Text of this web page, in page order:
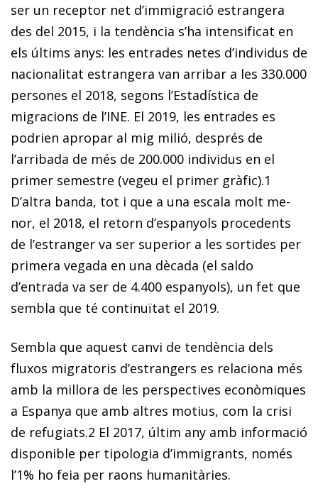
ser un receptor net d’immigració estrangera
des del 2015, i la tendència s’ha intensificat en
els últims anys: les entrades netes d’individus de
nacionalitat estrangera van arribar a les 330.000
persones el 2018, segons l’Estadística de
migracions de l’INE. El 2019, les entrades es
podrien apropar al mig milió, després de
l’arribada de més de 200.000 individus en el
primer semestre (vegeu el primer gràfic).1
D’altra banda, tot i que a una escala molt me­­
nor, el 2018, el retorn d’espanyols procedents
de l’es­­tran­­ger va ser superior a les sortides per
primera vegada en una dècada (el saldo
d’entrada va ser de 4.400 espanyols), un fet que
sembla que té continuïtat el 2019.
Sembla que aquest canvi de tendència dels
fluxos migratoris d’estrangers es relaciona més
amb la millora de les perspectives econòmiques
a Espanya que amb altres mo­­tius, com la crisi
de refugiats.2 El 2017, últim any amb informació
disponible per tipologia d’immigrants, només
l’1% ho feia per raons humanitàries.